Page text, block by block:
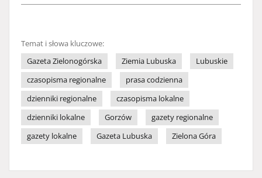
Temat i słowa kluczowe:
Gazeta Zielonogórska
Ziemia Lubuska
Lubuskie
czasopisma regionalne
prasa codzienna
dzienniki regionalne
czasopisma lokalne
dzienniki lokalne
Gorzów
gazety regionalne
gazety lokalne
Gazeta Lubuska Zielona Góra